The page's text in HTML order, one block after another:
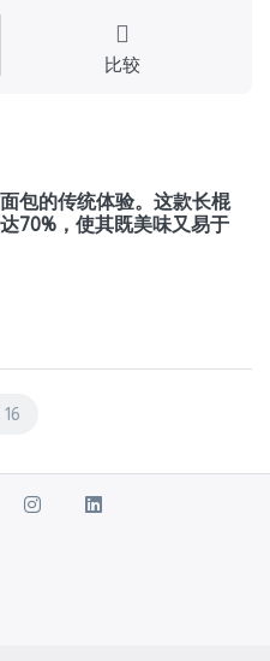
比较
包的传统体验。这款长棍
70%，使其既美味又易于
16